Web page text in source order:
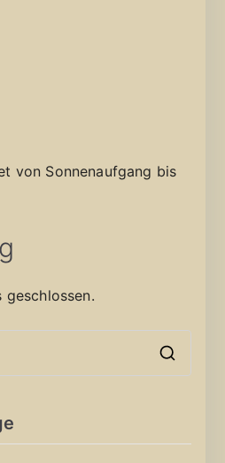
von Sonnenaufgang bis
geschlossen.